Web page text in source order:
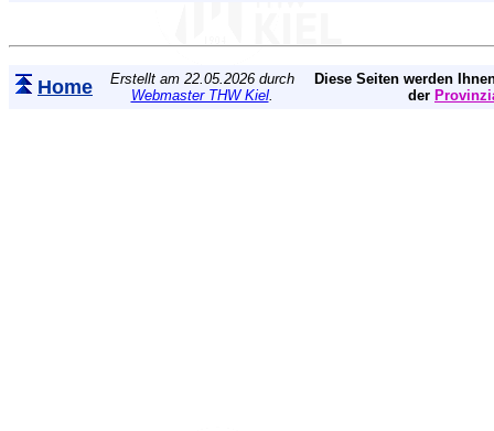
Home
Erstellt am 22.05.2026 durch
Webmaster THW Kiel.
Diese Seiten werden
der